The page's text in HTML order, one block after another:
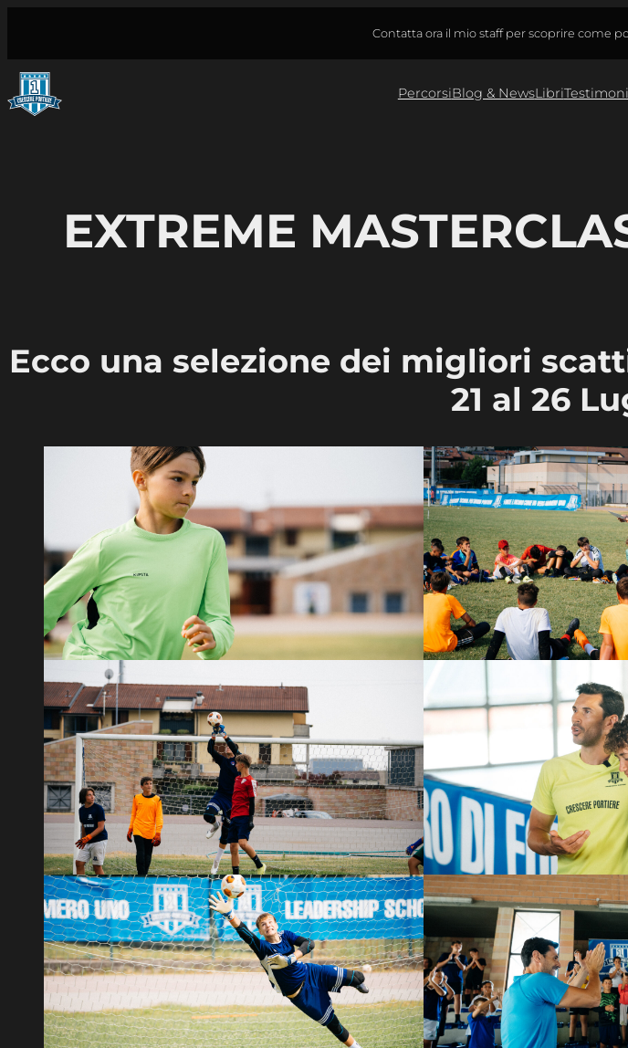
contenuto
Contatta ora il mio staff per scoprire come
PercorsiBlog & NewsLibri
EXTREME
Ecco una selezione dei migliori
21 al 26